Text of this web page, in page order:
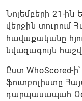
Նոյեմբերի 21-ին
վերջին տուրում
հավաքականը
նվազագույն
Ըստ WhoScored-
ֆուտբոլիստը
դարպասապահ